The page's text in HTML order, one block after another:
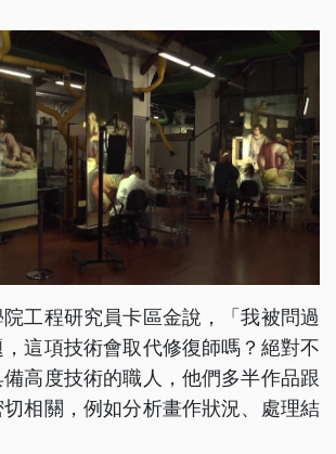
工程研究員卡區金說，「我被問過
這項技術會取代修復師嗎？絕對不
高度技術的職人，他們多半作品跟
相關，例如分析畫作狀況、處理結